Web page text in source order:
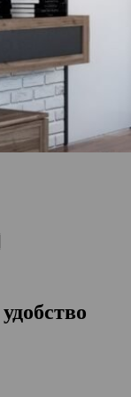
и ремонт